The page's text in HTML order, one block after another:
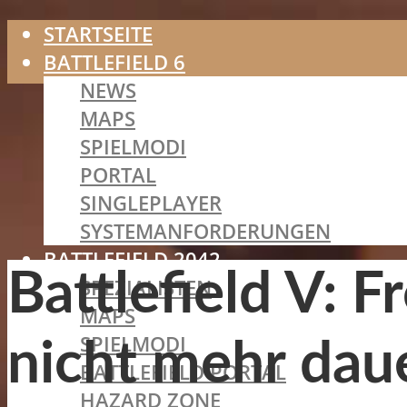
STARTSEITE
BATTLEFIELD 6
NEWS
MAPS
SPIELMODI
PORTAL
SINGLEPLAYER
SYSTEMANFORDERUNGEN
BATTLEFIELD 2042
SPEZIALISTEN
MAPS
SPIELMODI
BATTLEFIELD PORTAL
HAZARD ZONE
Battlefield V:
nicht mehr